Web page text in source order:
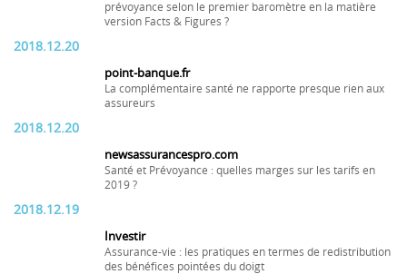
prévoyance selon le premier baromètre en la matière
version Facts & Figures ?
2018.12.20
point-banque.fr
La complémentaire santé ne rapporte presque rien aux
assureurs
2018.12.20
newsassurancespro.com
Santé et Prévoyance : quelles marges sur les tarifs en
2019 ?
2018.12.19
Investir
Assurance-vie : les pratiques en termes de redistribution
des bénéfices pointées du doigt